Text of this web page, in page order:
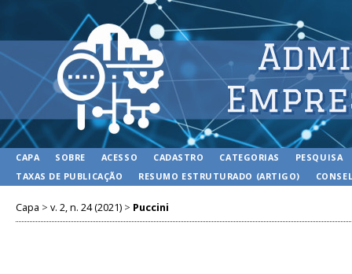
CAPA SOBRE ACESSO CADASTRO CATEGORIAS
PESQUISA
TAXAS DE PUBLICAÇÃO
RESUMO ESTRUTURADO (ARTIGO)
Capa > v. 2, n. 24 (2021) > Puccini